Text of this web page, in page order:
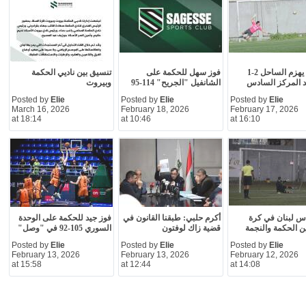
تنسيق بين ناديي الحكمة
وبيروت
Posted by Elie
March 16, 2026
at 18:14
فوز سهل للحكمة على
الشانفيل "الجريح" 114-95
Posted by Elie
February 18, 2026
at 10:46
الحكمة يهزم الساحل 2-1
المركز السادس
Posted by Elie
February 17, 2026
at 16:10
فوز جيد للحكمة على الوحدة
السوري 105-92 في "وصل"
Posted by Elie
February 13, 2026
at 15:58
أكرم حلبي: طبقنا القانون في
قضية زاك لوفتون
Posted by Elie
February 13, 2026
at 12:44
لبنان في كرة
الحكمة والنجمة
Posted by Elie
February 12, 2026
at 14:08